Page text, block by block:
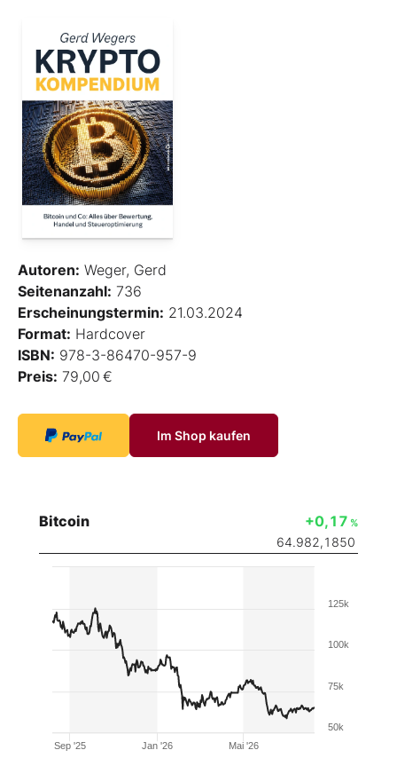
Autoren: Weger, Gerd
Seitenanzahl: 736
Erscheinungstermin: 21.03.2024
Format: Hardcover
ISBN: 978-3-86470-957-9
Preis: 79,00 €
Im Shop kaufen
Bitcoin +0,17 %
64.982,1850
Sep '25 Jan '26 Mai '26
50k
75k
100k
125k